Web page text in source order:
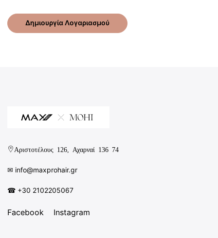
Δημιουργία Λογαριασμού
Αριστοτέλους 126, Αχαρναί 136 74
✉︎ info@maxprohair.gr
☎ +30 2102205067
Facebook Instagram